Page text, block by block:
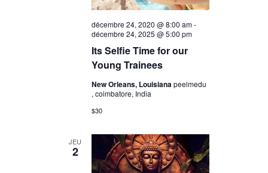
Its Selfie Time for our
Young Trainees
décembre 24, 2020 @ 8:00 am-
décembre 24, 2025 @ 5:00 pm
New Orleans, Louisianapeelmedu
, coimbatore, India
$30
JEU
2